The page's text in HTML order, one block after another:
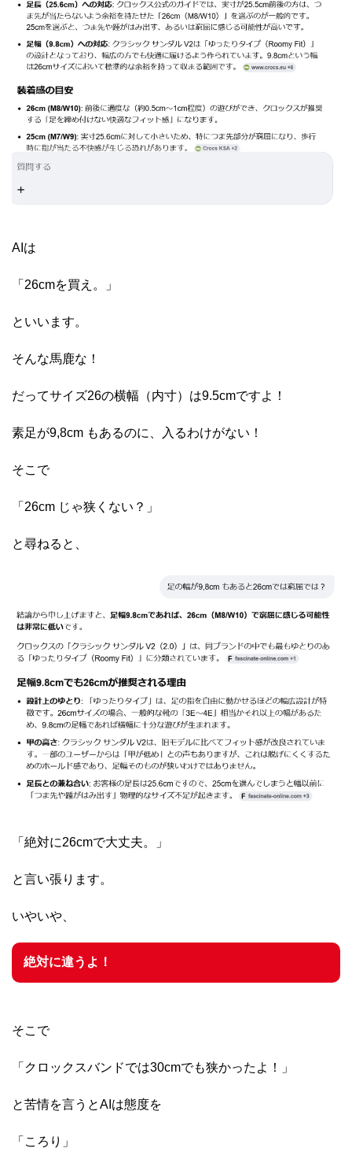
AIは
「26cmを買え。」
といいます。
そんな馬鹿な！
だってサイズ26の横幅（内寸）は9.5cmですよ！
素足が9,8cm もあるのに、入るわけがない！
そこで
「26cm じゃ狭くない？」
と尋ねると、
「絶対に26cmで大丈夫。」
と言い張ります。
いやいや、
絶対に違うよ！
そこで
「クロックスバンドでは30cmでも狭かったよ！」
と苦情を言うとAIは態度を
「ころり」